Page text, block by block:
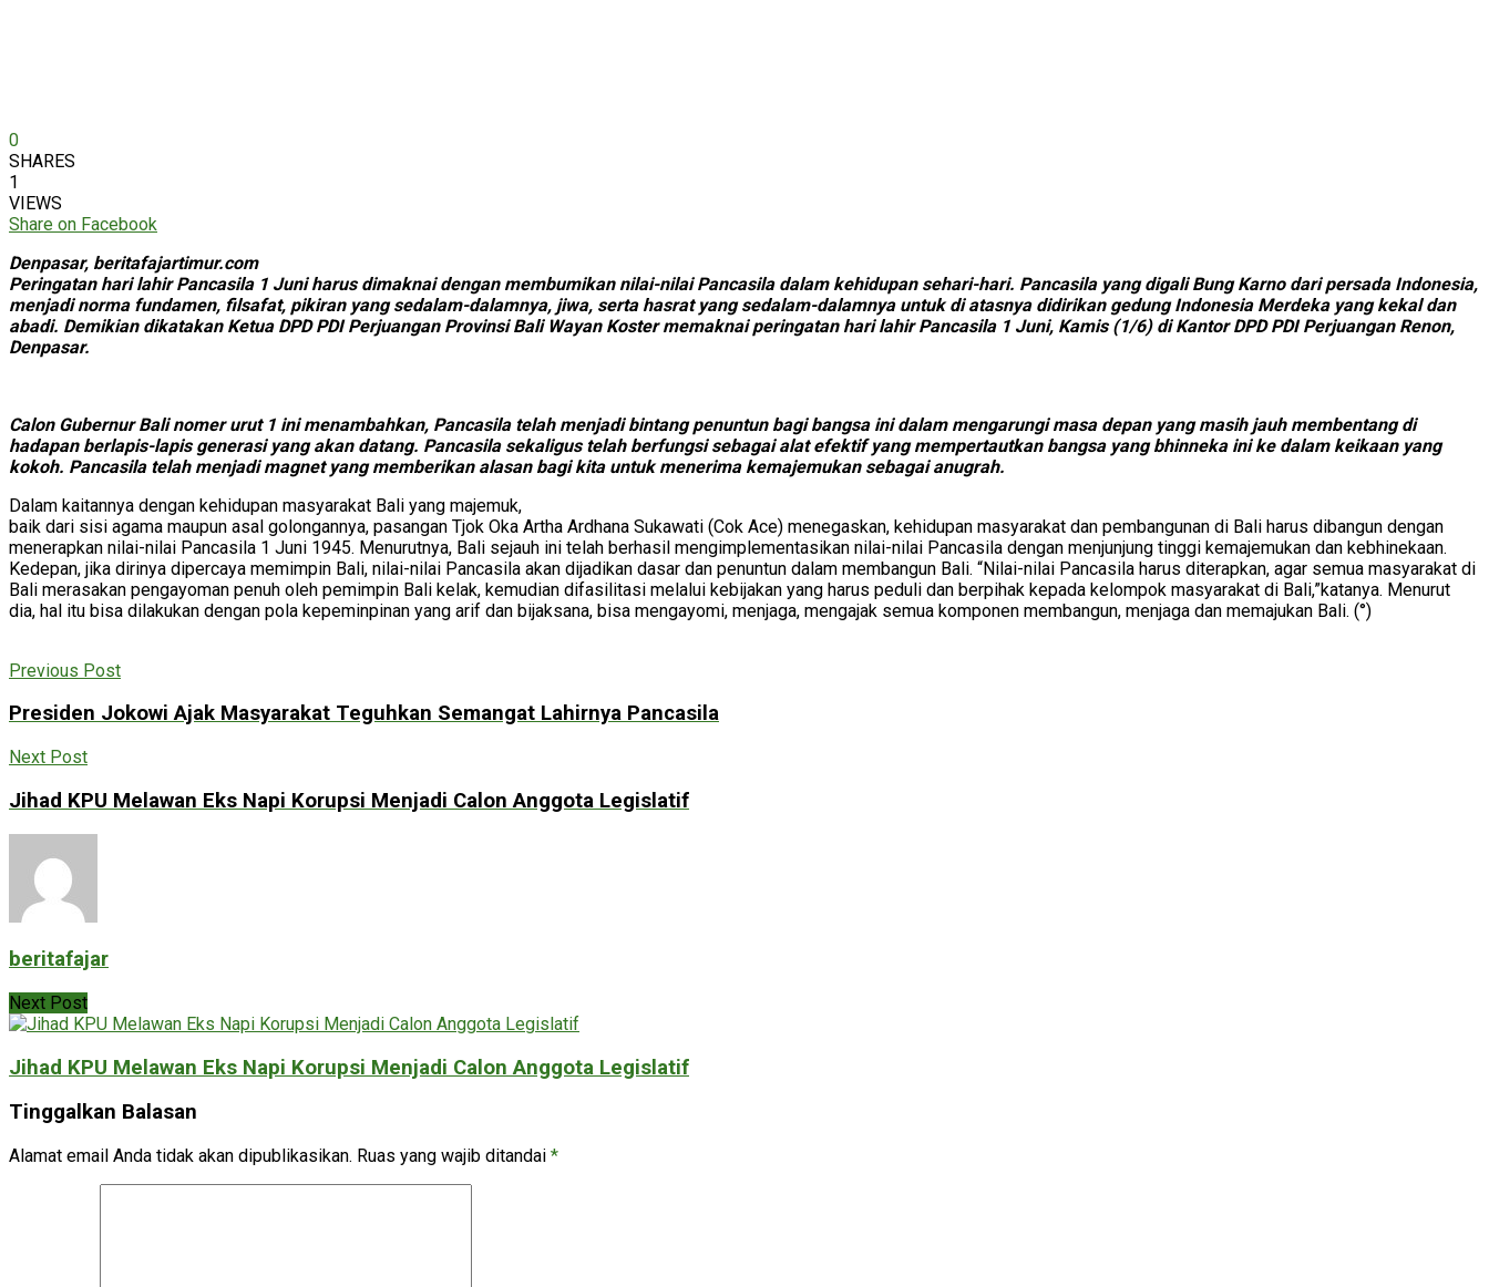
0
SHARES
1
VIEWS
Share on Facebook
Denpasar, beritafajartimur.com
Peringatan hari lahir Pancasila 1 Juni harus dimaknai dengan membumikan nilai-nilai Pancasila dalam kehidupan sehari-hari. Pancasila yang digali Bung Karno dari persada Indonesia,
menjadi norma fundamen, filsafat, pikiran yang sedalam-dalamnya, jiwa, serta hasrat yang sedalam-dalamnya untuk di atasnya didirikan gedung Indonesia Merdeka yang kekal dan
abadi. Demikian dikatakan Ketua DPD PDI Perjuangan Provinsi Bali Wayan Koster memaknai peringatan hari lahir Pancasila 1 Juni, Kamis (1/6) di Kantor DPD PDI Perjuangan Renon,
Denpasar.
Calon Gubernur Bali nomer urut 1 ini menambahkan, Pancasila telah menjadi bintang penuntun bagi bangsa ini dalam mengarungi masa depan yang masih jauh membentang di
hadapan berlapis-lapis generasi yang akan datang. Pancasila sekaligus telah berfungsi sebagai alat efektif yang mempertautkan bangsa yang bhinneka ini ke dalam keikaan yang
kokoh. Pancasila telah menjadi magnet yang memberikan alasan bagi kita untuk menerima kemajemukan sebagai anugrah.
Dalam kaitannya dengan kehidupan masyarakat Bali yang majemuk,
baik dari sisi agama maupun asal golongannya, pasangan Tjok Oka Artha Ardhana Sukawati (Cok Ace) menegaskan, kehidupan masyarakat dan pembangunan di Bali harus dibangun dengan
menerapkan nilai-nilai Pancasila 1 Juni 1945. Menurutnya, Bali sejauh ini telah berhasil mengimplementasikan nilai-nilai Pancasila dengan menjunjung tinggi kemajemukan dan kebhinekaan.
Kedepan, jika dirinya dipercaya memimpin Bali, nilai-nilai Pancasila akan dijadikan dasar dan penuntun dalam membangun Bali. “Nilai-nilai Pancasila harus diterapkan, agar semua masyarakat di
Bali merasakan pengayoman penuh oleh pemimpin Bali kelak, kemudian difasilitasi melalui kebijakan yang harus peduli dan berpihak kepada kelompok masyarakat di Bali,”katanya. Menurut
dia, hal itu bisa dilakukan dengan pola kepeminpinan yang arif dan bijaksana, bisa mengayomi, menjaga, mengajak semua komponen membangun, menjaga dan memajukan Bali. (°)
Previous Post
Presiden Jokowi Ajak Masyarakat Teguhkan Semangat Lahirnya Pancasila
Next Post
Jihad KPU Melawan Eks Napi Korupsi Menjadi Calon Anggota Legislatif
beritafajar
Next Post
Jihad KPU Melawan Eks Napi Korupsi Menjadi Calon Anggota Legislatif
Tinggalkan Balasan
Alamat email Anda tidak akan dipublikasikan. Ruas yang wajib ditandai *